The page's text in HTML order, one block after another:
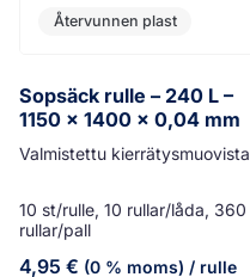
Återvunnen plast
Sopsäck rulle – 240 L –
1150 x 1400 x 0,04 mm
Valmistettu kierrätysmuovista
10 st/rulle, 10 rullar/låda, 360
rullar/pall
4,95 € (0 % moms) / rulle